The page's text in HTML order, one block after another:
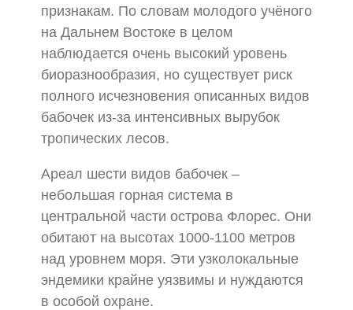
признакам. По словам молодого учёного
на Дальнем Востоке в целом
наблюдается очень высокий уровень
биоразнообразия, но существует риск
полного исчезновения описанных видов
бабочек из-за интенсивных вырубок
тропических лесов.
Ареал шести видов бабочек –
небольшая горная система в
центральной части острова Флорес. Они
обитают на высотах 1000-1100 метров
над уровнем моря. Эти узколокальные
эндемики крайне уязвимы и нуждаются
в особой охране.